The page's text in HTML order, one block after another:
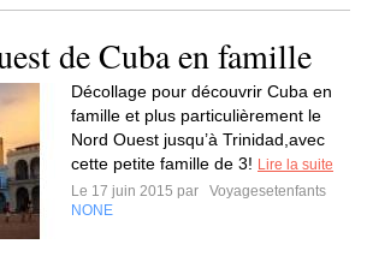
de Cuba en famille
Décollage pour découvrir Cuba en
famille et plus particulièrement le
Nord Ouest jusqu’à Trinidad,avec
cette petite famille de 3! Lire la suite
Le 17 juin 2015 par
Voyagesetenfants
NONE